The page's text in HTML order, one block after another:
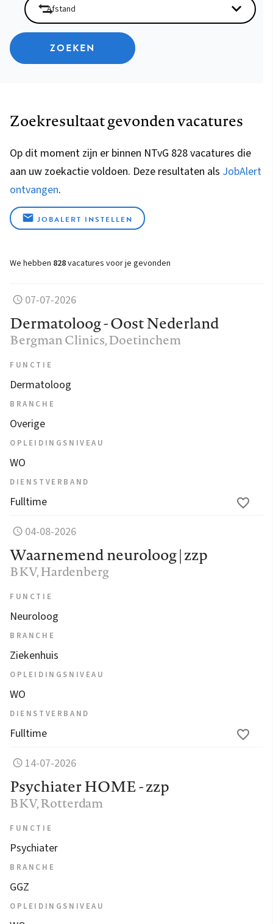
ZOEKEN
Zoekresultaat gevonden vacatures
Op dit moment zijn er binnen NTvG 828 vacatures die
aan uw zoekactie voldoen. Deze resultaten als JobAlert
ontvangen.
JOBALERT INSTELLEN
We hebben 828vacatures voor je gevonden
07-07-2026
Dermatoloog - Oost Nederland
Bergman Clinics, Doetinchem
FUNCTIE
Dermatoloog
BRANCHE
Overige
OPLEIDINGSNIVEAU
WO
DIENSTVERBAND
Fulltime
04-08-2026
Waarnemend neuroloog | zzp
BKV, Hardenberg
FUNCTIE
Neuroloog
BRANCHE
Ziekenhuis
OPLEIDINGSNIVEAU
WO
DIENSTVERBAND
Fulltime
14-07-2026
Psychiater HOME - zzp
BKV, Rotterdam
FUNCTIE
Psychiater
BRANCHE
GGZ
OPLEIDINGSNIVEAU